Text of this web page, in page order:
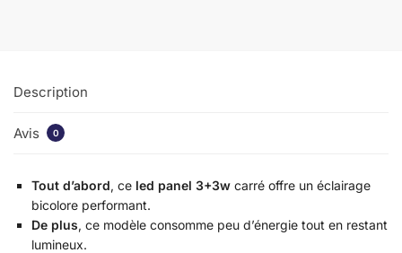
Description
Avis 0
Tout d’abord, ce led panel 3+3w carré offre un éclairage
bicolore performant.
De plus, ce modèle consomme peu d’énergie tout en restant
lumineux.